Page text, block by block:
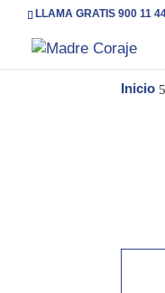
LLAMA GRATIS 900 11
Inicio 5